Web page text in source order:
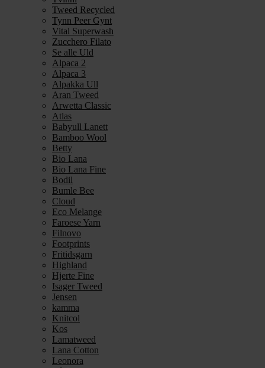
Tweed Recycled
Tynn Peer Gynt
Vital Superwash
Zucchero Filato
Se alle Uld
Alpaca 2
Alpaca 3
Alpakka Ull
Aran Tweed
Arwetta Classic
Atlas
Babyull Lanett
Bamboo Wool
Betty
Bio Lana
Bio Lana Fine
Bodil
Bumle Bee
Cloud
Eco Melange
Faroese Yarn
Filnovo
Footprints
Fritidsgarn
Highland
Hjerte Fine
Isager Tweed
Jensen
kamma
Knitcol
Kos
Lamatweed
Lana Cotton
Leonora